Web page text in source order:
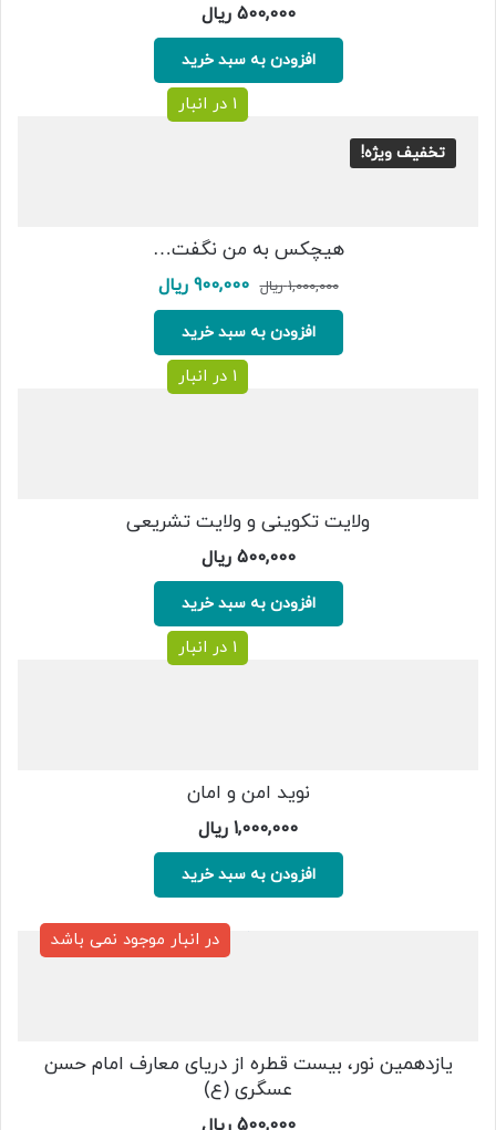
500,000 ریال
افزودن به سبد خرید
تخفیف ویژه!
1 در انبار
هیچکس به من نگفت…
1,000,000 ریال قیمت
اصلی:
1,000,000 ریال
بود.
900,000 ریالقیمت
فعلی:
افزودن به سبد خرید
1 در انبار
ولایت تکوینی و ولایت تشریعی
500,000 ریال
افزودن به سبد خرید
1 در انبار
نوید امن و امان
1,000,000 ریال
افزودن به سبد خرید
در انبار موجود نمی باشد
یازدهمین نور، بیست قطره از دریای معارف امام حسن
عسگری (ع)